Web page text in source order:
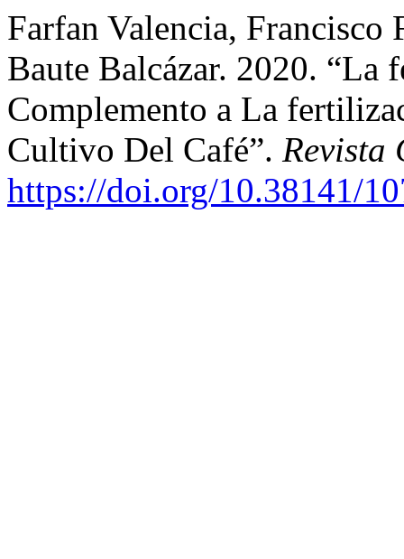
Farfan Valencia, Francisco
Baute Balcázar. 2020.
Complemento a La
Cultivo Del Café”. Revista
https://doi.org/10.38141/